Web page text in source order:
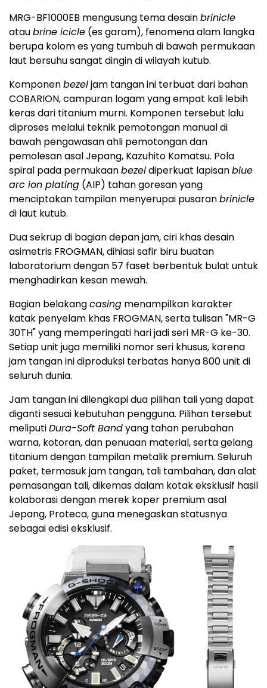
MRG-BF1000EB mengusung tema desainbrinicle
ataubrine icicle (es garam), fenomena alam langka
berupa kolom es yang tumbuh di bawah permukaan
laut bersuhu sangat dingin di wilayah kutub.
Komponenbezeljam tangan ini terbuat dari bahan
COBARION, campuran logam yang empat kali lebih
keras dari titanium murni. Komponen tersebut lalu
diproses melalui teknik pemotongan manual di
bawah pengawasan ahli pemotongan dan
pemolesan asal Jepang, Kazuhito Komatsu. Pola
spiral pada permukaanbezeldiperkuat lapisanblue
arc ion plating (AIP) tahan goresan yang
menciptakan tampilan menyerupai pusaranbrinicle
di laut kutub.
Dua sekrup di bagian depan jam, ciri khas desain
asimetris FROGMAN, dihiasi safir biru buatan
laboratorium dengan 57 faset berbentuk bulat untuk
menghadirkan kesan mewah.
Bagian belakangcasing menampilkan karakter
katak penyelam khas FROGMAN, serta tulisan "MR-G
30TH" yang memperingati hari jadi seri MR-G ke-30.
Setiap unit juga memiliki nomor seri khusus, karena
jam tangan ini diproduksi terbatas hanya 800 unit di
seluruh dunia.
Jam tangan ini dilengkapi dua pilihan tali yang dapat
diganti sesuai kebutuhan pengguna. Pilihan tersebut
meliputiDura-Soft Bandyang tahan perubahan
warna, kotoran, dan penuaan material, serta gelang
titanium dengan tampilan metalik premium. Seluruh
paket, termasuk jam tangan, tali tambahan, dan alat
pemasangan tali, dikemas dalam kotak eksklusif hasil
kolaborasi dengan merek koper premium asal
Jepang, Proteca, guna menegaskan statusnya
sebagai edisi eksklusif.